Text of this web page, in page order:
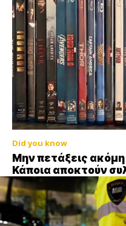
Did you know
Μην πετάξεις ακόμη
Κάποια αποκτούν